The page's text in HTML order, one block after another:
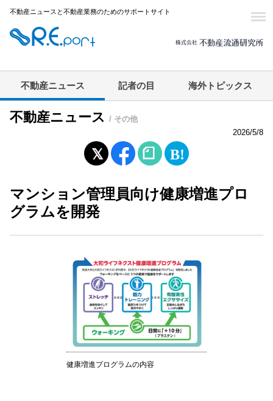
不動産ニュースと不動産業務のためのサポートサイト
不動産ニュース 記者の目 海外トピックス
不動産ニュース / その他
2026/5/8
マンション管理員向け健康増進プロ
グラムを開発
健康増進プログラムの内容